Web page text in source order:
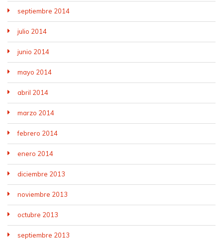
septiembre 2014
julio 2014
junio 2014
mayo 2014
abril 2014
marzo 2014
febrero 2014
enero 2014
diciembre 2013
noviembre 2013
octubre 2013
septiembre 2013